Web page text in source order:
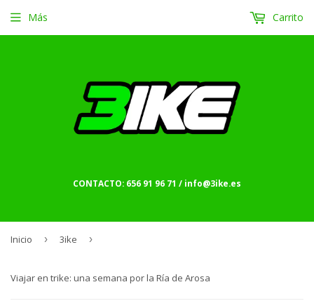
CONTACTO: 656 91 96 71 / info@3ike.es
Más Carrito
Inicio › 3ike ›
Viajar en trike: una semana por la Ría de Arosa